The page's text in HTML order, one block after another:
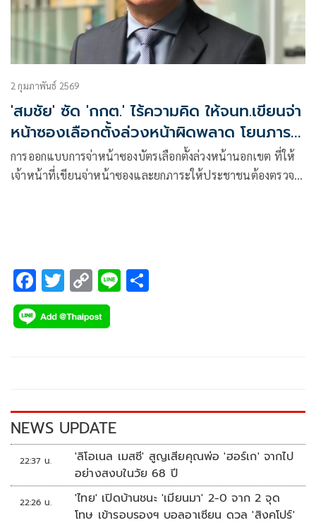
2 กุมภาพันธ์ 2569
'สมชัย' ซัด 'กกต.' ไร้ความคิด ให้จนท.เขียนจ่า
หน้าซองเลือกตั้งล่วงหน้าผิดพลาด โยนภาระ
ปชช.
การออกแบบการจ่าหน้าซองบัตรเลือกตั้งล่วงหน้านอกเขต ที่ให้
เจ้าหน้าที่เขียนจ่าหน้าซองและยกภาระให้ประชาชนต้องตรวจ
F
ac
e
k
T
wi
tt
C
o
p
k
Li
NEWS UPDATE
22:37 น.
'ลิโอเนล เมสซี' สูญเสียคุณพ่อ 'ฮอร์เก' จากไป
อย่างสงบในวัย 68 ปี
22:26 น.
'ไทย' เปิดบ้านชนะ 'เมียนมา' 2-0 จาก 2 จุด
โทษ เข้ารอบรองฯ บอลอาเซียน ดวล 'สิงคโปร์'